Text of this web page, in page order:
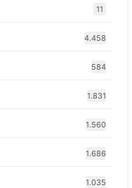
11
4.458
584
1.831
1.560
1.686
1.035